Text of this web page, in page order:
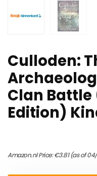
Culloden:
Clan Battle
Edition)
Amazon.nl Price:€3.81(as of 04/